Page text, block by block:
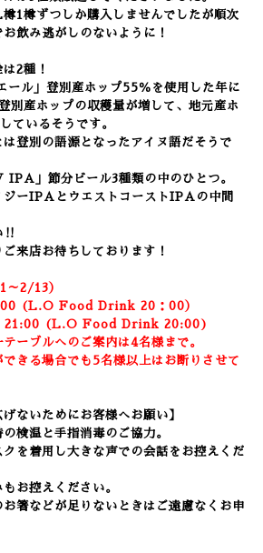
1樽ずつしか購入しませんでしたが順次
飲み逃がしのないように！
2種！
ール」登別産ホップ55％を使用した年に
別産ホップの収穫量が増して、地元産ホ
ているそうです。
登別の語源となったアイヌ語だそうで
」節分ビール3種類の中のひとつ。
ジーIPAとウエストコーストIPAの中間
‼
来店お待ちしております！
～2/13）
(L.O Food Drink 20：00）
21:00 (L.O Food Drink 20:00)
ーブルへのご案内は4名様まで。
できる場合でも5名様以上はお断りさせて
げないためにお客様へお願い】
検温と手指消毒のご協力。
クを着用し大きな声での会話をお控えくだ
お控えください。
箸などが足りないときはご遠慮なくお申